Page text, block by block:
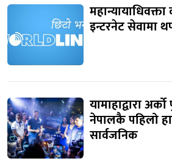
इन्टरनेट सेवामा
यामाहाद्वारा
नेपालकै पहिलो
सार्वजनिक